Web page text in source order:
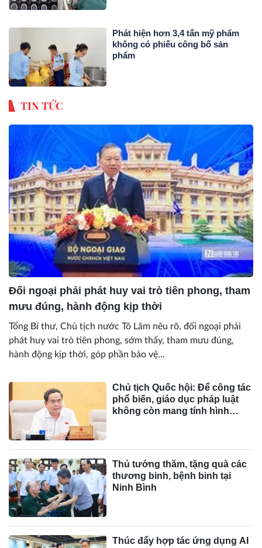
Phát hiện hơn 3,4 tấn mỹ phẩm
không có phiếu công bố sản
phẩm
TIN TỨC
Đối ngoại phải phát huy vai trò tiên phong, tham
mưu đúng, hành động kịp thời
Tổng Bí thư, Chủ tịch nước Tô Lâm nêu rõ, đối ngoại phải
phát huy vai trò tiên phong, sớm thấy, tham mưu đúng,
hành động kịp thời, góp phần bảo vệ...
Chủ tịch Quốc hội: Để công tác
phổ biến, giáo dục pháp luật
không còn mang tính hình
Thủ tướng thăm, tặng quà các
thương binh, bệnh binh tại
Ninh Bình
Thúc đẩy hợp tác ứng dụng AI